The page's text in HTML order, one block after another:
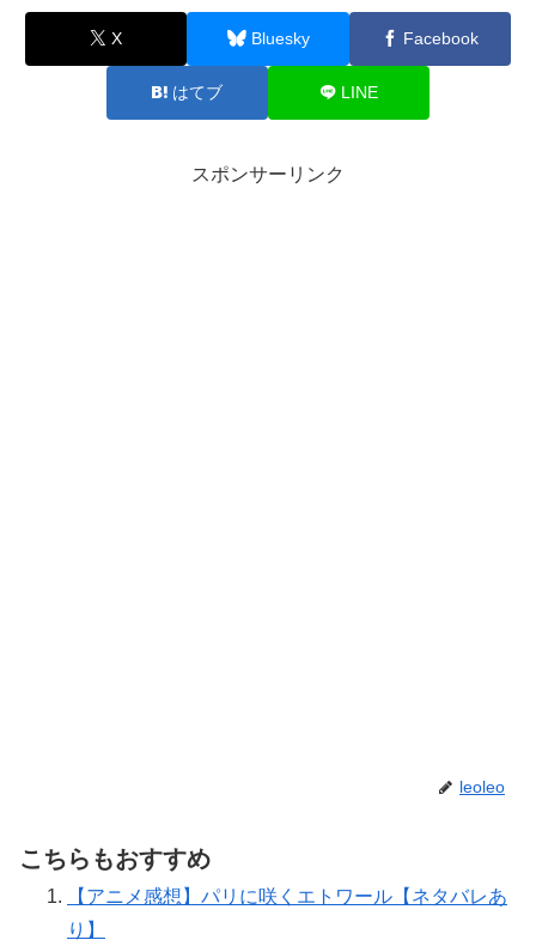
X Bluesky Facebook
はてブ LINE
スポンサーリンク
leoleo
こちらもおすすめ
【アニメ感想】パリに咲くエトワール【ネタバレあ
り】